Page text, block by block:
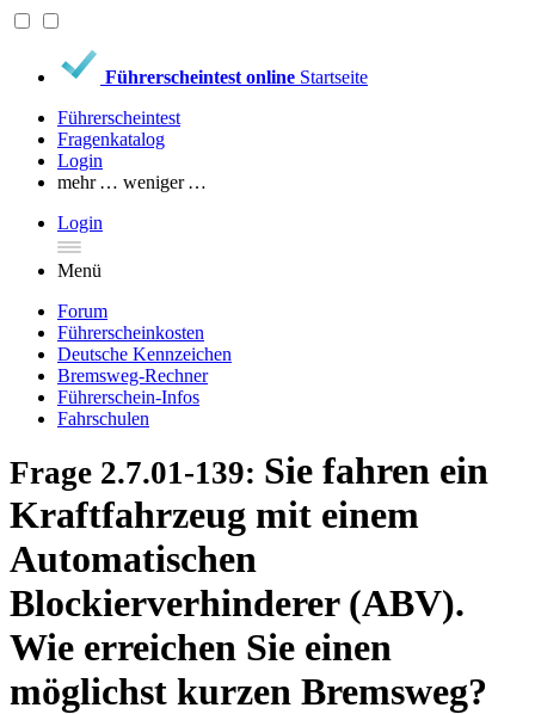
Führerscheintest online Startseite
Führerscheintest
Fragenkatalog
Login
mehr … weniger …
Login
Menü
Forum
Führerscheinkosten
Deutsche Kennzeichen
Bremsweg-Rechner
Führerschein-Infos
Fahrschulen
Frage 2.7.01-139: Sie fahren ein
Kraftfahrzeug mit einem
Automatischen
Blockierverhinderer (ABV).
Wie erreichen Sie einen
möglichst kurzen Bremsweg?